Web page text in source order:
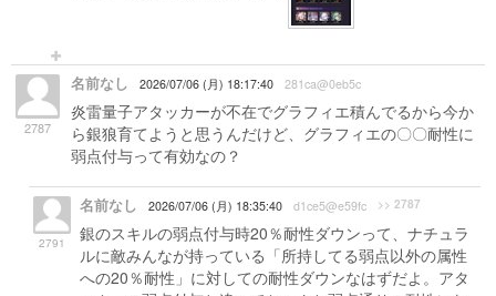
2787
名前なし 2026/07/06 (月) 18:17:40 281ca@0eb5c
炎雷量子アタッカーが不在でグラフィエ積んでるから今か
ら銀狼育てようと思うんだけど、グラフィエの〇〇耐性に
弱点付与って有効なの？
2791
名前なし 2026/07/06 (月) 18:35:40 d1ce5@e59fc >> 2787
銀のスキルの弱点付与時20％耐性ダウンって、ナチュラ
ルに敵みんなが持っている「所持してる弱点以外の属性
への20％耐性」に対しての耐性ダウンなはずだよ。アタ